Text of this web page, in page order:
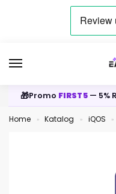
🎁Promo FIRST5 — 5%
Home » Katalog » iQOS »